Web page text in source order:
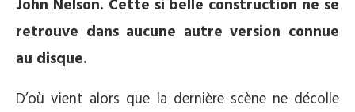
John Nelson. Cette si belle construction ne se
retrouve dans aucune autre version connue
au disque.
D’où vient alors que la dernière scène ne décolle